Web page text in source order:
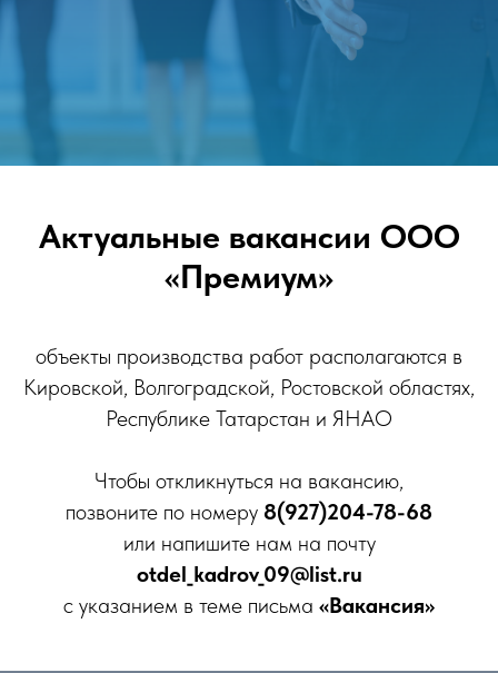
Актуальные вакансии ООО
«Премиум»
объекты производства работ располагаются в
Кировской, Волгоградской, Ростовской областях,
Республике Татарстан и ЯНАО
Чтобы откликнуться на вакансию,
позвоните по номеру 8(927)204-78-68
или напишите нам на почту
otdel_kadrov_09@list.ru
с указанием в теме письма «Вакансия»